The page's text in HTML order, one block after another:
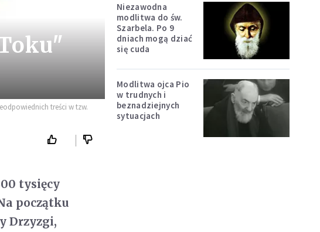
treści w tzw.
tysięcy
początku
Drzyzgi,
Niezawodna
modlitwa do św.
Szarbela. Po 9
dniach mogą dziać
się cuda
Modlitwa ojca Pio
w trudnych i
beznadziejnych
sytuacjach